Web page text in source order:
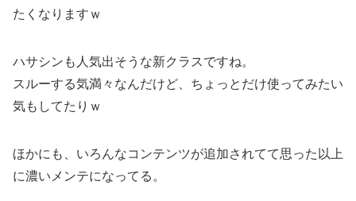
たくなりますｗ
ハサシンも人気出そうな新クラスですね。
スルーする気満々なんだけど、ちょっとだけ使ってみたい
気もしてたりｗ
ほかにも、いろんなコンテンツが追加されてて思った以上
に濃いメンテになってる。